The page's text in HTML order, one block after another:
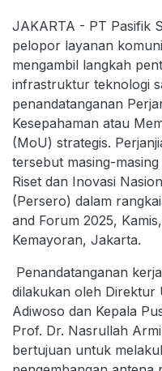
JAKARTA - PT Pasifik
pelopor layanan
mengambil langkah
infrastruktur teknologi
penandatanganan
Kesepahaman atau
(MoU) strategis.
tersebut masing-
Riset dan Inovasi
(Persero) dalam
and Forum 2025,
Kemayoran, Jakarta.
Penandatanganan
dilakukan oleh Direktur
Adiwoso dan Kepala
Prof. Dr. Nasrullah
bertujuan untuk